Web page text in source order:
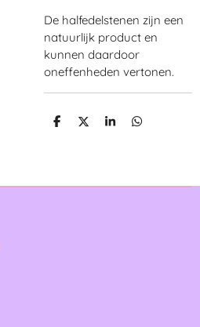
De halfedelstenen zijn een
natuurlijk product en
kunnen daardoor
oneffenheden vertonen.
D
D
S
D